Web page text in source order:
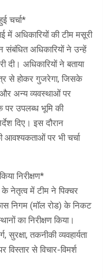
चर्चा*
अधिकारियों की टीम मसूरी
संबंधित अधिकारियों ने उन्हें
दी। अधिकारियों ने बताया
से होकर गुजरेगा, जिसके
अन्य व्यवस्थाओं पर
पर उपलब्ध भूमि की
दिए। इस दौरान
पर भी चर्चा
निरीक्षण*
नेतृत्व में टीम ने पिक्चर
निगम (मॉल रोड) के निकट
का निरीक्षण किया।
सुरक्षा, तकनीकी व्यवहार्यता
से विचार-विमर्श